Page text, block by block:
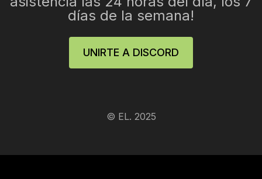
días de la semana!
UNIRTE A DISCORD
© EL. 2025